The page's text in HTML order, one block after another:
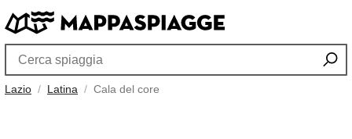
Lazio Latina Cala del core